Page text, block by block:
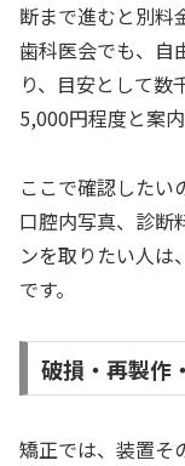
断まで進むと別料
歯科医会でも、自
り、目安として数
5,000円程度と案内
ここで確認したい
口腔内写真、診断
ンを取りたい人は
です。
破損・再製作
矯正では、装置そ